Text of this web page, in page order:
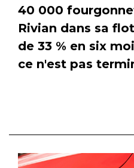
40 000
Rivian dans sa
de 33 % en six
ce n'est pas